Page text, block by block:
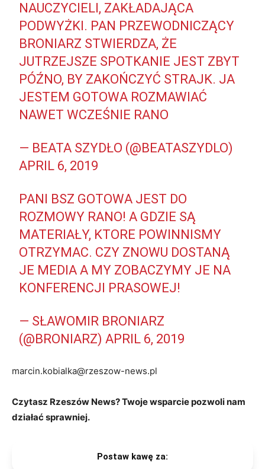
NAUCZYCIELI, ZAKŁADAJĄCA
PODWYŻKI. PAN PRZEWODNICZĄCY
BRONIARZ STWIERDZA, ŻE
JUTRZEJSZE SPOTKANIE JEST ZBYT
PÓŹNO, BY ZAKOŃCZYĆ STRAJK. JA
JESTEM GOTOWA ROZMAWIAĆ
NAWET WCZEŚNIE RANO
— BEATA SZYDŁO (@BEATASZYDLO)
APRIL 6, 2019
PANI BSZ GOTOWA JEST DO
ROZMOWY RANO! A GDZIE SĄ
MATERIAŁY, KTORE POWINNISMY
OTRZYMAC. CZY ZNOWU DOSTANĄ
JE MEDIA A MY ZOBACZYMY JE NA
KONFERENCJI PRASOWEJ!
— SŁAWOMIR BRONIARZ
(@BRONIARZ)APRIL 6, 2019
marcin.kobialka@rzeszow-news.pl
Czytasz Rzeszów News? Twoje wsparcie pozwoli nam
działać sprawniej.
Postaw kawę za: